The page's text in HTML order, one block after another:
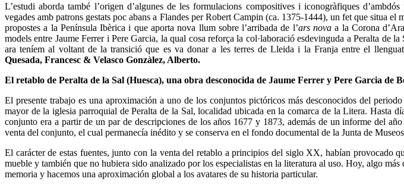
L’estudi aborda també l’origen d’algunes de les formulacions compositives i iconogràfiques
vegades amb patrons gestats poc abans a Flandes per Robert Campin (ca. 1375-1444), un fet que situa el
propostes a la Península Ibèrica i que aporta nova llum sobre l’arribada de l’ars nova a la Corona
models entre Jaume Ferrer i Pere Garcia, la qual cosa reforça la col·laboració esdevinguda a Peralta de
ara teníem al voltant de la transició que es va donar a les terres de Lleida i la Franja entre el
Quesada, Francesc & Velasco Gonzàlez, Alberto.
El retablo de Peralta de la Sal (Huesca), una obra desconocida de Jaume Ferrer y Pere Garcia de
El presente trabajo es una aproximación a uno de los conjuntos pictóricos más desconocidos del
mayor de la iglesia parroquial de Peralta de la Sal, localidad ubicada en la comarca de la Litera. Hasta
conjunto era a partir de un par de descripciones de los años 1677 y 1873, además de un informe del
venta del conjunto, el cual permanecía inédito y se conserva en el fondo documental de la Junta de
El carácter de estas fuentes, junto con la venta del retablo a principios del siglo XX, habían provocado
mueble y también que no hubiera sido analizado por los especialistas en la literatura al uso. Hoy, algo
memoria y hacemos una aproximación global a los avatares de su historia particular.